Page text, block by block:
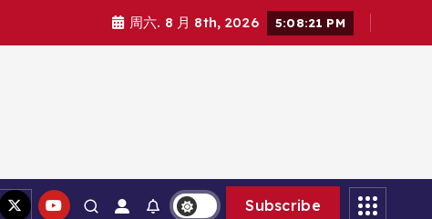
周六. 8 月 8th, 2026 5:08:23 PM
Subscribe